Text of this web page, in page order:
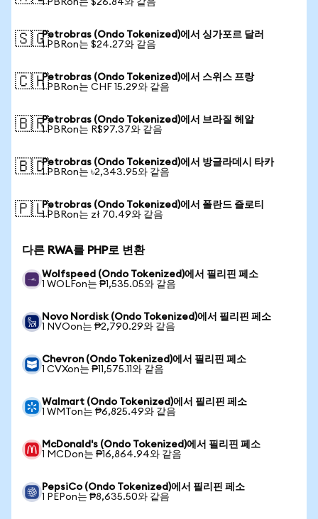
1 PBRon는 $26.84와 같음
🇸🇬Petrobras (Ondo Tokenized)에서 싱가포르 달러
1 PBRon는 $24.27와 같음
🇨🇭Petrobras (Ondo Tokenized)에서 스위스 프랑
1 PBRon는 CHF 15.29와 같음
🇧🇷Petrobras (Ondo Tokenized)에서 브라질 헤알
1 PBRon는 R$97.37와 같음
🇧🇩Petrobras (Ondo Tokenized)에서 방글라데시 타카
1 PBRon는 ৳2,343.95와 같음
🇵🇱Petrobras (Ondo Tokenized)에서 폴란드 즐로티
1 PBRon는 zł 70.49와 같음
다른 RWA를 PHP로 변환
Wolfspeed (Ondo Tokenized)에서 필리핀 페소
1 WOLFon는 ₱1,535.05와 같음
Novo Nordisk (Ondo Tokenized)에서 필리핀 페소
1 NVOon는 ₱2,790.29와 같음
Chevron (Ondo Tokenized)에서 필리핀 페소
1 CVXon는 ₱11,575.11와 같음
Walmart (Ondo Tokenized)에서 필리핀 페소
1 WMTon는 ₱6,825.49와 같음
McDonald's (Ondo Tokenized)에서 필리핀 페소
1 MCDon는 ₱16,864.94와 같음
PepsiCo (Ondo Tokenized)에서 필리핀 페소
1 PEPon는 ₱8,635.50와 같음